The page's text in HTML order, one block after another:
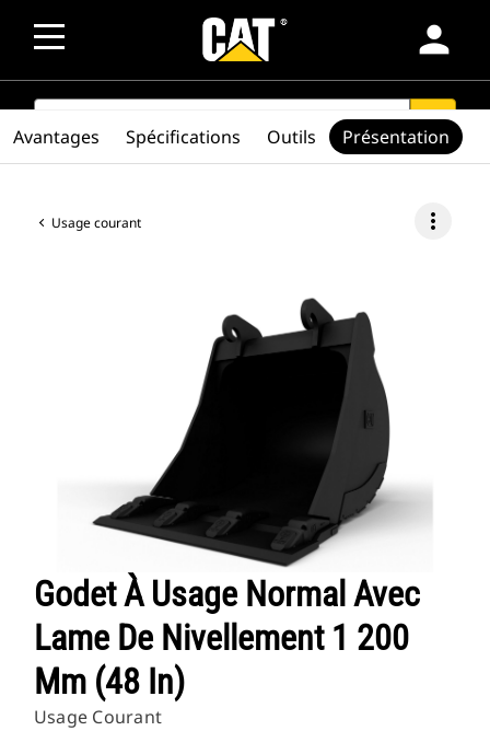
person
SEARCH search
Usage courant more_vert
Godet À Usage Normal Avec
Lame De Nivellement 1 200
Mm (48 In)
Usage Courant
Avantages Spécifications Outils Présentation